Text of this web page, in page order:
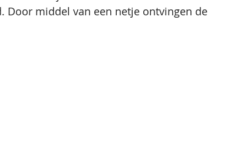
Door middel van een netje ontvingen de